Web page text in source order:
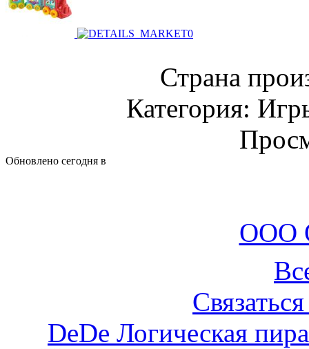
Страна
Категория:
Обновлено сегодня в
ООО
DeDe Логическая